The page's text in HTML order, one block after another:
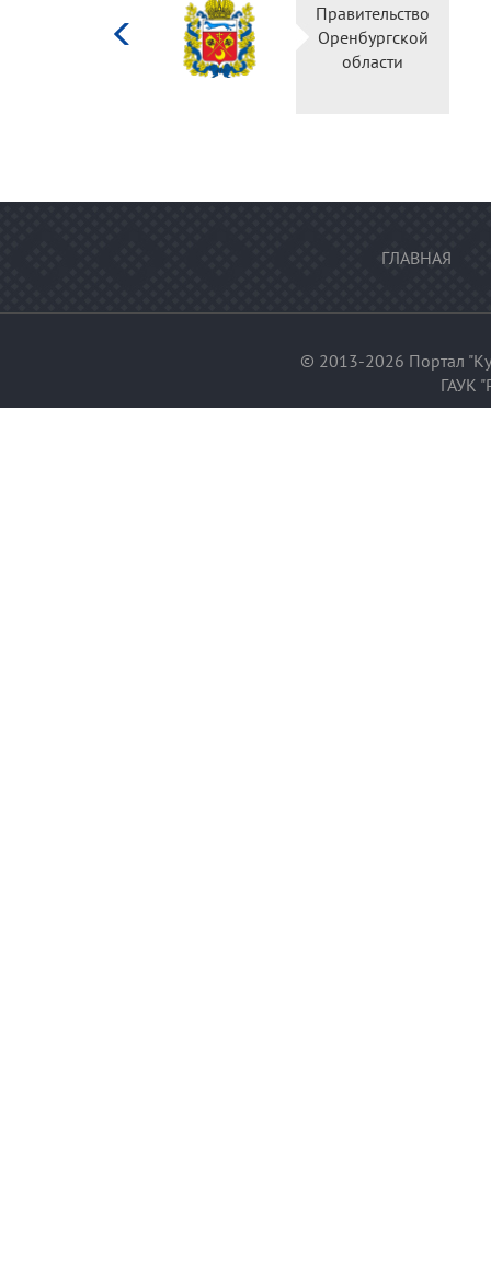
Правительство
Оренбургской
области
ГЛАВНАЯ
© 2013-2026 Портал
ГАУК